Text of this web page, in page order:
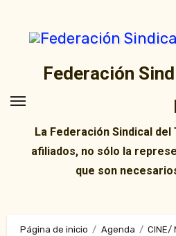
contenido
Federación
La Federación Sindical
afiliados, no sólo la
que son
Página de inicio Agenda CINE/